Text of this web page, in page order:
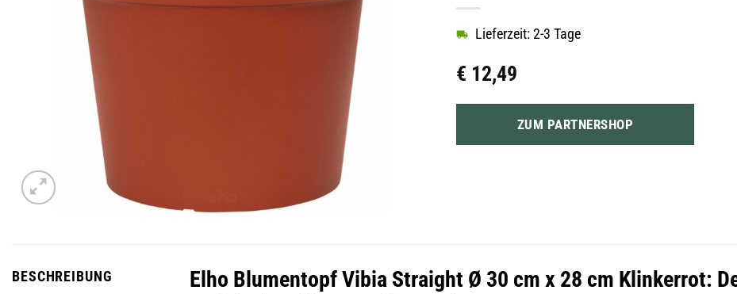
€ 12,49
Lieferzeit: 2-3 Tage
ZUM PARTNERSHOP
BESCHREIBUNG
Elho Blumentopf Vibia Straight Ø 30 cm x 28 cm Klinkerrot: